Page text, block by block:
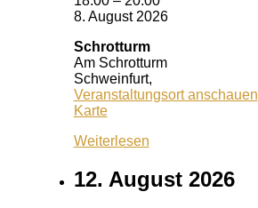
8. August 2026
Schrotturm
Am Schrotturm
Schweinfurt,
Veranstaltungsort anschauen
KarteSchrotturm
Weiterlesen
12. August 2026